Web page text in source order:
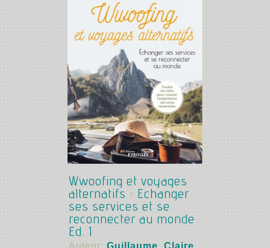
Wwoofing et voyages
alternatifs : Echanger
ses services et se
reconnecter au monde
Ed. 1
Auteur:Guillaume, Claire